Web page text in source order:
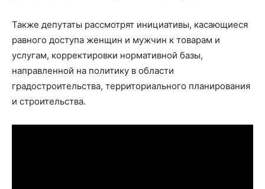
Также депутаты рассмотрят инициативы, касающиеся
равного доступа женщин и мужчин к товарам и
услугам, корректировки нормативной базы,
направленной на политику в области
градостроительства, территориального планирования
и строительства.